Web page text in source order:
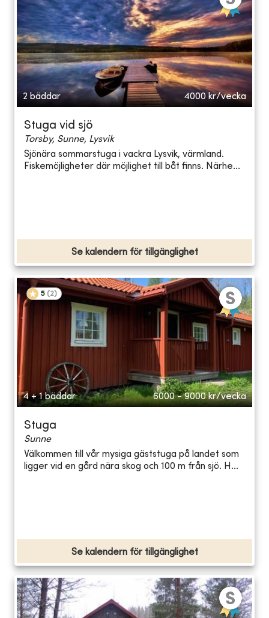
2 bäddar 4000 kr/vecka
Stuga vid sjö
Torsby, Sunne, Lysvik
Sjönära sommarstuga i vackra Lysvik, värmland.
Fiskemöjligheter där möjlighet till båt finns. Närhe...
Se kalendern för tillgänglighet
5 (2)
4 + 1 bäddar 6000 - 9000 kr/vecka
Stuga
Sunne
Välkommen till vår mysiga gäststuga på landet som
ligger vid en gård nära skog och 100 m från sjö. H...
Se kalendern för tillgänglighet